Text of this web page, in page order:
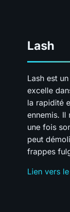
Lash
Lash est
excelle
la rapidité
ennemis. Il
une fois
peut
frappes
Lien vers